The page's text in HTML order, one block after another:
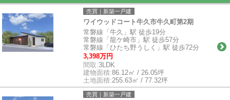
売買｜新築一戸建
ワイウッドコート牛久市牛久町第2期
常磐線「牛久」駅 徒歩19分
常磐線「龍ケ崎市」駅 徒歩57分
常磐線「ひたち野うしく」駅 徒歩72分
3,398万円
間取:3LDK
建物面積:86.12㎡ / 26.05坪
土地面積:255.63㎡ / 77.32坪
売買｜新築一戸建